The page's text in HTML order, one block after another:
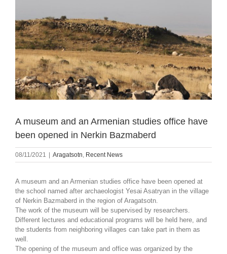
A museum and an Armenian studies office have
been opened in Nerkin Bazmaberd
08/11/2021 Aragatsotn, Recent News
A museum and an Armenian studies office have been opened at
the school named after archaeologist Yesai Asatryan in the village
of Nerkin Bazmaberd in the region of Aragatsotn.
The work of the museum will be supervised by researchers.
Different lectures and educational programs will be held here, and
the students from neighboring villages can take part in them as
well.
The opening of the museum and office was organized by the